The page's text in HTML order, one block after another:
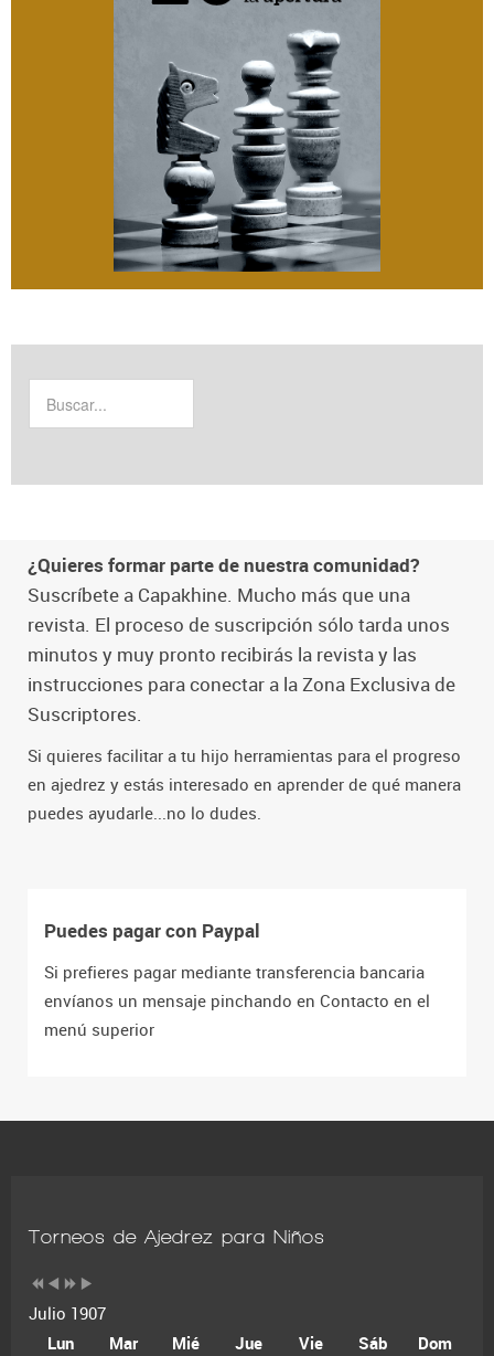
¿Quieres formar parte de nuestra comunidad?
Suscríbete a Capakhine. Mucho más que una
revista. El proceso de suscripción sólo tarda unos
minutos y muy pronto recibirás la revista y las
instrucciones para conectar a la Zona Exclusiva de
Suscriptores.
Si quieres facilitar a tu hijo herramientas para el progreso
en ajedrez y estás interesado en aprender de qué manera
puedes ayudarle...no lo dudes.
Puedes pagar con Paypal
Si prefieres pagar mediante transferencia bancaria
envíanos un mensaje pinchando en Contacto en el
menú superior
Torneos de Ajedrez para Niños
Julio 1907
Lun
Mar Mié Jue Vie Sáb
Dom